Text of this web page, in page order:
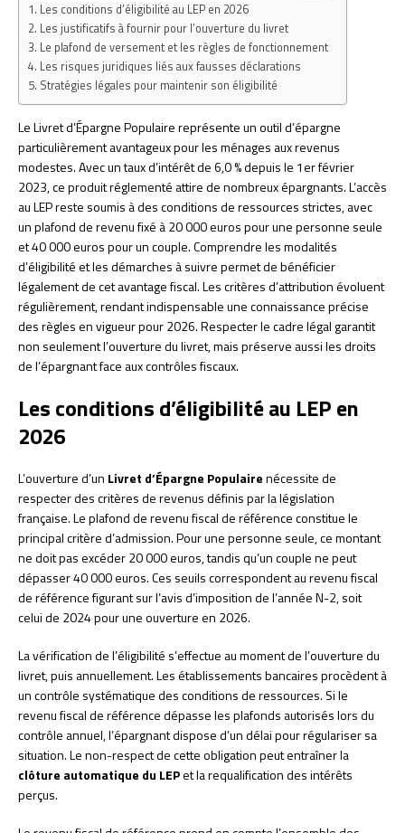
Les conditions d’éligibilité au LEP en 2026
Les justificatifs à fournir pour l’ouverture du livret
Le plafond de versement et les règles de fonctionnement
Les risques juridiques liés aux fausses déclarations
Stratégies légales pour maintenir son éligibilité
Le Livret d’Épargne Populaire représente un outil d’épargne
particulièrement avantageux pour les ménages aux revenus
modestes. Avec un taux d’intérêt de 6,0 % depuis le 1er février
2023, ce produit réglementé attire de nombreux épargnants. L’accès
au LEP reste soumis à des conditions de ressources strictes, avec
un plafond de revenu fixé à 20 000 euros pour une personne seule
et 40 000 euros pour un couple. Comprendre les modalités
d’éligibilité et les démarches à suivre permet de bénéficier
légalement de cet avantage fiscal. Les critères d’attribution évoluent
régulièrement, rendant indispensable une connaissance précise
des règles en vigueur pour 2026. Respecter le cadre légal garantit
non seulement l’ouverture du livret, mais préserve aussi les droits
de l’épargnant face aux contrôles fiscaux.
Les conditions d’éligibilité au LEP en
2026
L’ouverture d’un Livret d’Épargne Populairenécessite de
respecter des critères de revenus définis par la législation
française. Le plafond de revenu fiscal de référence constitue le
principal critère d’admission. Pour une personne seule, ce montant
ne doit pas excéder 20 000 euros, tandis qu’un couple ne peut
dépasser 40 000 euros. Ces seuils correspondent au revenu fiscal
de référence figurant sur l’avis d’imposition de l’année N-2, soit
celui de 2024 pour une ouverture en 2026.
La vérification de l’éligibilité s’effectue au moment de l’ouverture du
livret, puis annuellement. Les établissements bancaires procèdent à
un contrôle systématique des conditions de ressources. Si le
revenu fiscal de référence dépasse les plafonds autorisés lors du
contrôle annuel, l’épargnant dispose d’un délai pour régulariser sa
situation. Le non-respect de cette obligation peut entraîner la
clôture automatique du LEPet la requalification des intérêts
perçus.